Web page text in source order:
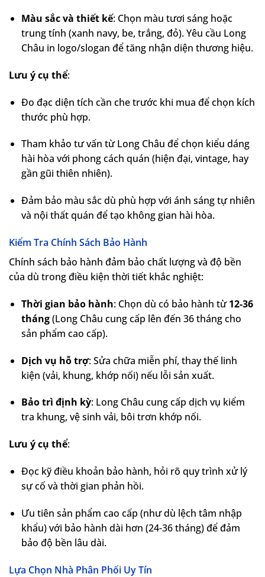
Màu sắc và thiết kế: Chọn màu tươi sáng hoặc
trung tính (xanh navy, be, trắng, đỏ). Yêu cầu Long
Châu in logo/slogan để tăng nhận diện thương hiệu.
Lưu ý cụ thể:
Đo đạc diện tích cần che trước khi mua để chọn kích
thước phù hợp.
Tham khảo tư vấn từ Long Châu để chọn kiểu dáng
hài hòa với phong cách quán (hiện đại, vintage, hay
gần gũi thiên nhiên).
Đảm bảo màu sắc dù phù hợp với ánh sáng tự nhiên
và nội thất quán để tạo không gian hài hòa.
Kiểm Tra Chính Sách Bảo Hành
Chính sách bảo hành đảm bảo chất lượng và độ bền
của dù trong điều kiện thời tiết khắc nghiệt:
Thời gian bảo hành: Chọn dù có bảo hành từ12-36
tháng(Long Châu cung cấp lên đến 36 tháng cho
sản phẩm cao cấp).
Dịch vụ hỗ trợ: Sửa chữa miễn phí, thay thế linh
kiện (vải, khung, khớp nối) nếu lỗi sản xuất.
Bảo trì định kỳ: Long Châu cung cấp dịch vụ kiểm
tra khung, vệ sinh vải, bôi trơn khớp nối.
Lưu ý cụ thể:
Đọc kỹ điều khoản bảo hành, hỏi rõ quy trình xử lý
sự cố và thời gian phản hồi.
Ưu tiên sản phẩm cao cấp (như dù lệch tâm nhập
khẩu) với bảo hành dài hơn (24-36 tháng) để đảm
bảo độ bền lâu dài.
Lựa Chọn Nhà Phân Phối Uy Tín